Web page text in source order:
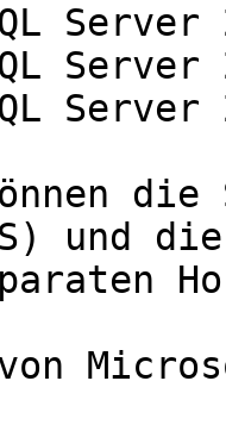
Server
Server
Server
und